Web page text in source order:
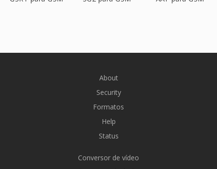
About
Security
Formatos
Help
Status
Conversor de vídeo